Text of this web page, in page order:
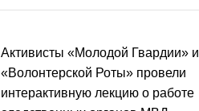
Активисты «Молодой Гвардии» и
«Волонтерской Роты» провели
интерактивную лекцию о работе